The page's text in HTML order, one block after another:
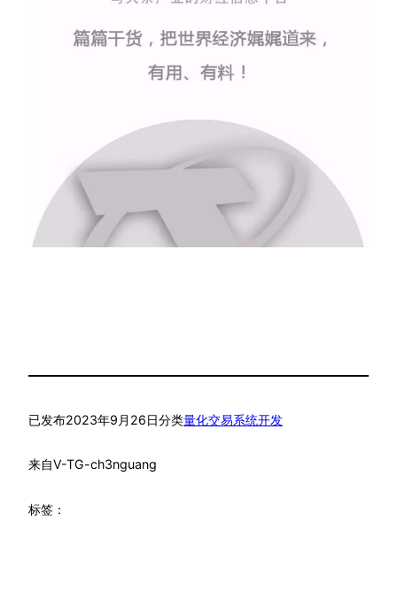
已发布2023年9月26日分类量化交易系统开发
来自V-TG-ch3nguang
标签：